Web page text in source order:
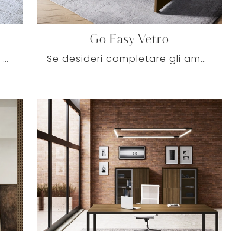
Se cerchi scrivanie direzionali di Colombini Office, clicca e scopri di più sul modello Go Easy Melaminico in melaminico per l'ambiente lavorativo!
Go Easy Vetro
Se desideri completare gli ambienti di lavoro, eccoti il modello Go Easy Vetro di Colombini Office tra differenti soluzioni di scrivanie direzionali.